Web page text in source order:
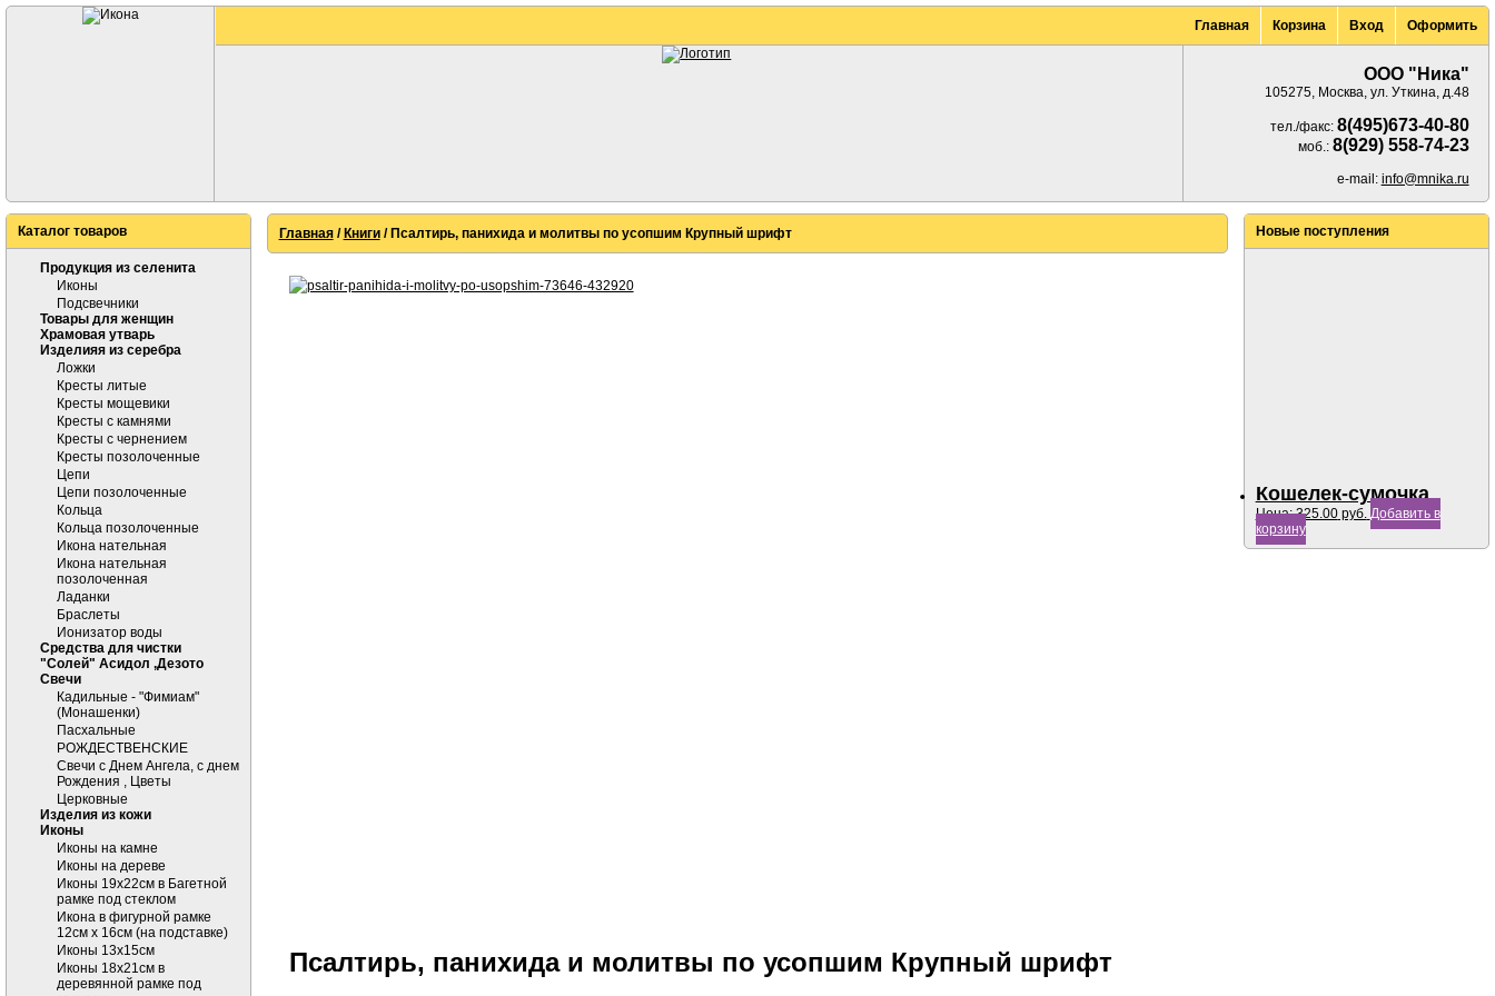
Оформить
Вход
Корзина
Главная
ООО "Ника"
105275, Москва, ул. Уткина, д.48
тел./факс: 8(495)673-40-80
моб.: 8(929) 558-74-23
e-mail: info@mnika.ru
Каталог товаров
Продукция из селенита
Иконы
Подсвечники
Товары для женщин
Храмовая утварь
Изделияя из серебра
Ложки
Кресты литые
Кресты мощевики
Кресты с камнями
Кресты с чернением
Кресты позолоченные
Цепи
Цепи позолоченные
Кольца
Кольца позолоченные
Икона нательная
Икона нательная
позолоченная
Ладанки
Браслеты
Ионизатор воды
Средства для чистки
"Солей" Асидол ,Дезото
Cвечи
Кадильные - "Фимиам"
(Монашенки)
Пасхальные
РОЖДЕСТВЕНСКИЕ
Свечи с Днем Ангела, с днем
Рождения , Цветы
Церковные
Изделия из кожи
Иконы
Иконы на камне
Иконы на дереве
Иконы 19х22см в Багетной
рамке под стеклом
Икона в фигурной рамке
12см х 16см (на подставке)
Иконы 13х15см
Иконы 18х21см в
деревянной рамке под
Главная/ Книги/ Псалтирь, панихида и молитвы по усопшим Крупный шрифт
Псалтирь, панихида и молитвы по усопшим Крупный шрифт
Новые поступления
Кошелек-сумочка
Цена:325.00руб. Добавить в
корзину